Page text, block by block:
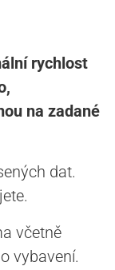
rychlost
na zadané
dat.
včetně
vybavení.